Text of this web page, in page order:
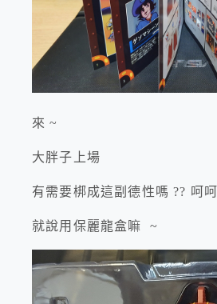
來 ~
大胖子上場
有需要梆成這副德性嗎 ?? 呵呵
就說用保麗龍盒嘛 ~